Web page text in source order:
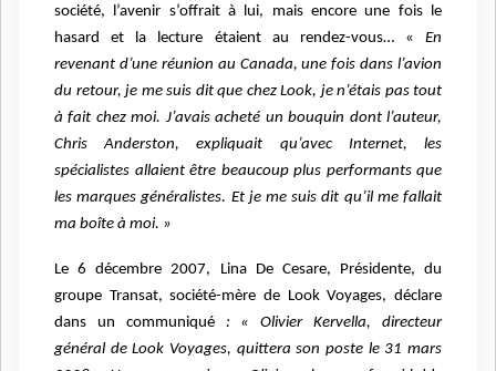
société, l’avenir s’offrait à lui, mais encore une fois le
hasard et la lecture étaient au rendez-vous… « En
revenant d’une réunion au Canada, une fois dans l’avion
du retour, je me suis dit que chez Look, je n’étais pas tout
à fait chez moi. J’avais acheté un bouquin dont l’auteur,
Chris Anderston, expliquait qu’avec Internet, les
spécialistes allaient être beaucoup plus performants que
les marques généralistes. Et je me suis dit qu’il me fallait
ma boîte à moi. »
Le 6 décembre 2007, Lina De Cesare, Présidente, du
groupe Transat, société-mère de Look Voyages, déclare
dans un communiqué : « Olivier Kervella, directeur
général de Look Voyages, quittera son poste le 31 mars